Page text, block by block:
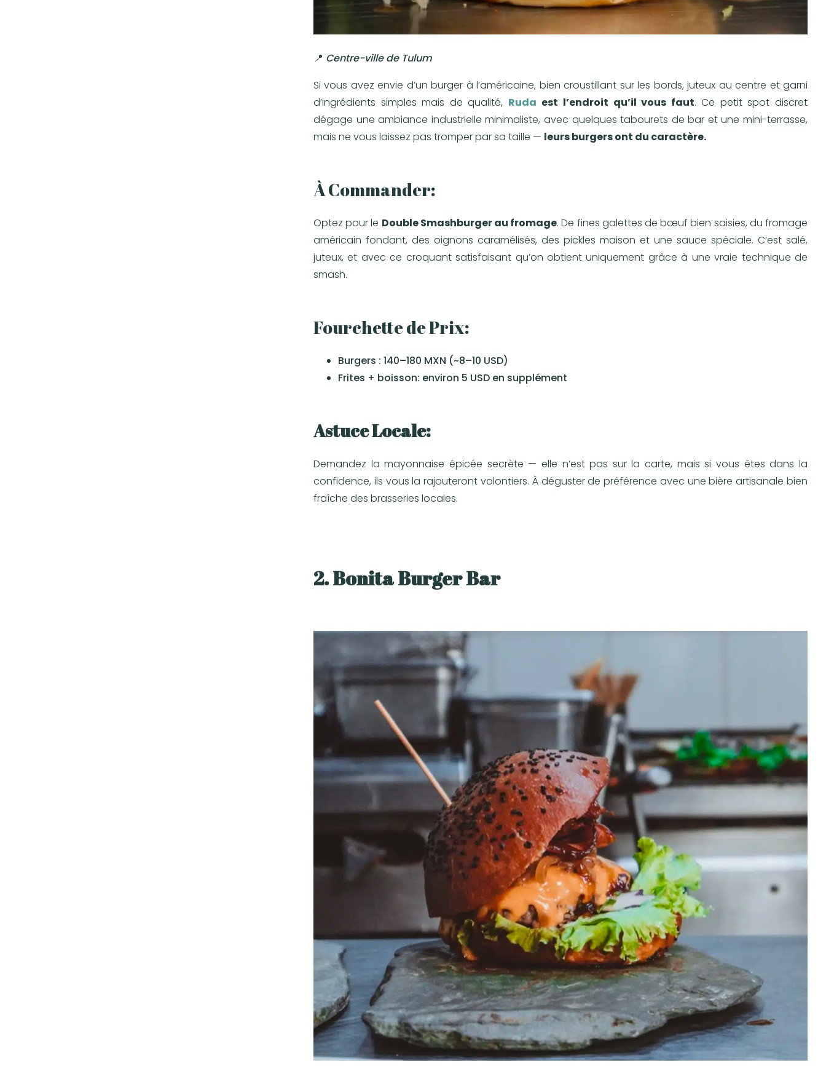
📍 Centre-ville de Tulum
Si vous avez envie d’un burger à l’américaine, bien croustillant sur les bords, juteux au centre et garni
d’ingrédients simples mais de qualité, Ruda est l’endroit qu’il vous faut. Ce petit spot discret
dégage une ambiance industrielle minimaliste, avec quelques tabourets de bar et une mini-terrasse,
mais ne vous laissez pas tromper par sa taille — leurs burgers ont du caractère.
À Commander:
Optez pour le Double Smashburger au fromage. De fines galettes de bœuf bien saisies, du fromage
américain fondant, des oignons caramélisés, des pickles maison et une sauce spéciale. C’est salé,
juteux, et avec ce croquant satisfaisant qu’on obtient uniquement grâce à une vraie technique de
smash.
Fourchette de Prix:
Burgers : 140–180 MXN (~8–10 USD)
Frites + boisson: environ 5 USD en supplément
Astuce Locale:
Demandez la mayonnaise épicée secrète — elle n’est pas sur la carte, mais si vous êtes dans la
confidence, ils vous la rajouteront volontiers. À déguster de préférence avec une bière artisanale bien
fraîche des brasseries locales.
2. Bonita Burger Bar